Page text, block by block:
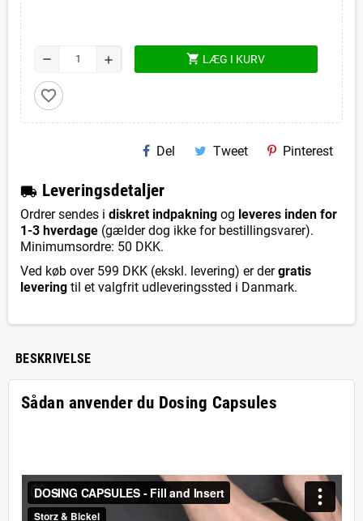
remove add shopping_cart LÆG I KURV
favorite_border
Del Tweet Pinterest
local_shipping Leveringsdetaljer
Ordrer sendes i diskret indpakning og leveres inden for
1-3 hverdage (gælder dog ikke for bestillingsvarer).
Minimumsordre: 50 DKK.
Ved køb over 599 DKK (ekskl. levering) er dergratis
levering til et valgfrit udleveringssted i Danmark.
BESKRIVELSE
Sådan anvender du Dosing Capsules